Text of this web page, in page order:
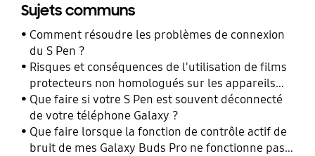
Sujets communs
Comment résoudre les problèmes de connexion
du S Pen ?
Risques et conséquences de l'utilisation de films
protecteurs non homologués sur les appareils
mobiles Samsung Galaxy
Que faire si votre S Pen est souvent déconnecté
de votre téléphone Galaxy ?
Que faire lorsque la fonction de contrôle actif de
bruit de mes Galaxy Buds Pro ne fonctionne pas